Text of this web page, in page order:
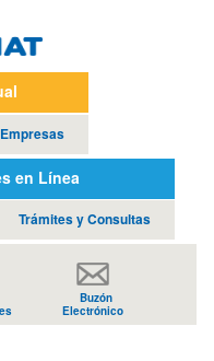
Empresas
en Línea
Trámites y Consultas
Buzón
Electrónico